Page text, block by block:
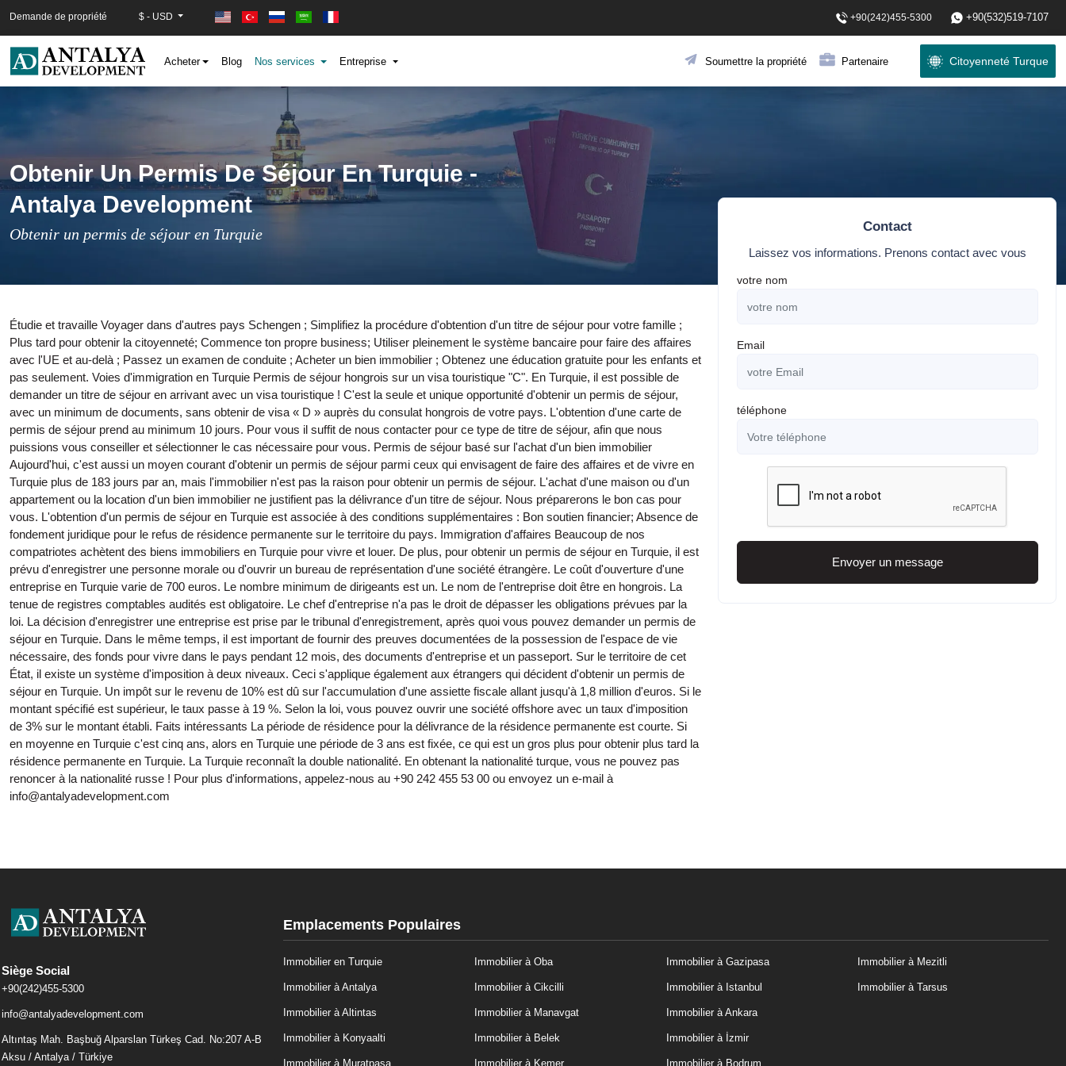
Demande de propriété $ - USD +90(242)455-5300 +90(532)519-7107
Acheter Blog Nos services Entreprise Soumettre la propriété Partenaire Citoyenneté Turque
Obtenir Un Permis De Séjour En Turquie -
Antalya Development
Obtenir un permis de séjour en Turquie
Étudie et travaille Voyager dans d'autres pays Schengen ; Simplifiez la procédure d'obtention d'un titre de séjour pour votre famille ;
Plus tard pour obtenir la citoyenneté; Commence ton propre business; Utiliser pleinement le système bancaire pour faire des affaires
avec l'UE et au-delà ; Passez un examen de conduite ; Acheter un bien immobilier ; Obtenez une éducation gratuite pour les enfants et
pas seulement. Voies d'immigration en Turquie Permis de séjour hongrois sur un visa touristique "C". En Turquie, il est possible de
demander un titre de séjour en arrivant avec un visa touristique ! C'est la seule et unique opportunité d'obtenir un permis de séjour,
avec un minimum de documents, sans obtenir de visa « D » auprès du consulat hongrois de votre pays. L'obtention d'une carte de
permis de séjour prend au minimum 10 jours. Pour vous il suffit de nous contacter pour ce type de titre de séjour, afin que nous
puissions vous conseiller et sélectionner le cas nécessaire pour vous. Permis de séjour basé sur l'achat d'un bien immobilier
Aujourd'hui, c'est aussi un moyen courant d'obtenir un permis de séjour parmi ceux qui envisagent de faire des affaires et de vivre en
Turquie plus de 183 jours par an, mais l'immobilier n'est pas la raison pour obtenir un permis de séjour. L'achat d'une maison ou d'un
appartement ou la location d'un bien immobilier ne justifient pas la délivrance d'un titre de séjour. Nous préparerons le bon cas pour
vous. L'obtention d'un permis de séjour en Turquie est associée à des conditions supplémentaires : Bon soutien financier; Absence de
fondement juridique pour le refus de résidence permanente sur le territoire du pays. Immigration d'affaires Beaucoup de nos
compatriotes achètent des biens immobiliers en Turquie pour vivre et louer. De plus, pour obtenir un permis de séjour en Turquie, il est
prévu d'enregistrer une personne morale ou d'ouvrir un bureau de représentation d'une société étrangère. Le coût d'ouverture d'une
entreprise en Turquie varie de 700 euros. Le nombre minimum de dirigeants est un. Le nom de l'entreprise doit être en hongrois. La
tenue de registres comptables audités est obligatoire. Le chef d'entreprise n'a pas le droit de dépasser les obligations prévues par la
loi. La décision d'enregistrer une entreprise est prise par le tribunal d'enregistrement, après quoi vous pouvez demander un permis de
séjour en Turquie. Dans le même temps, il est important de fournir des preuves documentées de la possession de l'espace de vie
nécessaire, des fonds pour vivre dans le pays pendant 12 mois, des documents d'entreprise et un passeport. Sur le territoire de cet
État, il existe un système d'imposition à deux niveaux. Ceci s'applique également aux étrangers qui décident d'obtenir un permis de
séjour en Turquie. Un impôt sur le revenu de 10% est dû sur l'accumulation d'une assiette fiscale allant jusqu'à 1,8 million d'euros. Si le
montant spécifié est supérieur, le taux passe à 19 %. Selon la loi, vous pouvez ouvrir une société offshore avec un taux d'imposition
de 3% sur le montant établi. Faits intéressants La période de résidence pour la délivrance de la résidence permanente est courte. Si
en moyenne en Turquie c'est cinq ans, alors en Turquie une période de 3 ans est fixée, ce qui est un gros plus pour obtenir plus tard la
résidence permanente en Turquie. La Turquie reconnaît la double nationalité. En obtenant la nationalité turque, vous ne pouvez pas
renoncer à la nationalité russe ! Pour plus d'informations, appelez-nous au +90 242 455 53 00 ou envoyez un e-mail à
info@antalyadevelopment.com
Contact
Laissez vos informations. Prenons contact avec vous
votre nom
Email
téléphone
Envoyer un message
Siège Social
+90(242)455-5300
info@antalyadevelopment.com
Altıntaş Mah. Başbuğ Alparslan Türkeş Cad. No:207 A-B
Aksu / Antalya / Türkiye
Emplacements Populaires
Immobilier en Turquie
Immobilier à Antalya
Immobilier à Altintas
Immobilier à Konyaalti
Immobilier à Muratpasa
Immobilier à Oba
Immobilier à Cikcilli
Immobilier à Manavgat
Immobilier à Belek
Immobilier à Kemer
Immobilier à Gazipasa
Immobilier à Istanbul
Immobilier à Ankara
Immobilier à İzmir
Immobilier à Bodrum
Immobilier à Mezitli
Immobilier à Tarsus